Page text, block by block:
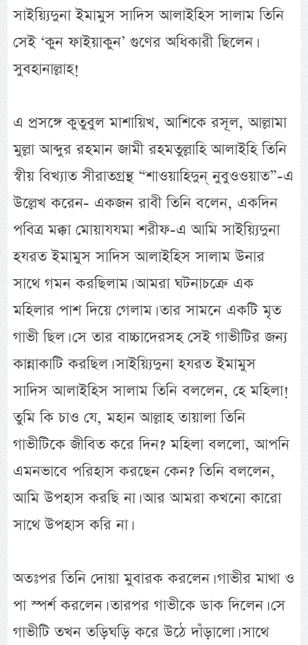
সাইয়্যিদুনা ইমামুস সাদিস আলাইহিস সালাম তিনি
সেই ‘কুন ফাইয়াকুন’ গুণের অধিকারী ছিলেন।
সুবহানাল্লাহ!
এ প্রসঙ্গে কুতুবুল মাশায়িখ, আশিকে রসূল, আল্লামা
মুল্লা আব্দুর রহমান জামী রহমতুল্লাহি আলাইহি তিনি
স্বীয় বিখ্যাত সীরাতগ্রন্থ “শাওয়াহিদুন্ নুবুওওয়াত”-এ
উল্লেখ করেন- একজন রাবী তিনি বলেন, একদিন
পবিত্র মক্কা মোয়াযযমা শরীফ-এ আমি সাইয়্যিদুনা
হযরত ইমামুস সাদিস আলাইহিস সালাম উনার
সাথে গমন করছিলাম। আমরা ঘটনাচক্রে এক
মহিলার পাশ দিয়ে গেলাম। তার সামনে একটি মৃত
গাভী ছিল। সে তার বাচ্চাদেরসহ সেই গাভীটির জন্য
কান্নাকাটি করছিল। সাইয়্যিদুনা হযরত ইমামুস
সাদিস আলাইহিস সালাম তিনি বললেন, হে মহিলা!
তুমি কি চাও যে, মহান আল্লাহ তায়ালা তিনি
গাভীটিকে জীবিত করে দিন? মহিলা বললো, আপনি
এমনভাবে পরিহাস করছেন কেন? তিনি বললেন,
আমি উপহাস করছি না। আর আমরা কখনো কারো
সাথে উপহাস করি না।
অতঃপর তিনি দোয়া মুবারক করলেন। গাভীর মাথা ও
পা স্পর্শ করলেন। তারপর গাভীকে ডাক দিলেন। সে
গাভীটি তখন তড়িঘড়ি করে উঠে দাঁড়ালো। সাথে